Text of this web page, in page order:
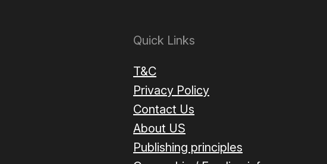
Quick Links
T&C
Privacy Policy
Contact Us
About US
Publishing principles